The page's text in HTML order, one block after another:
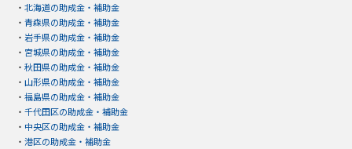
・ 北海道の助成金・補助金
・ 青森県の助成金・補助金
・ 岩手県の助成金・補助金
・ 宮城県の助成金・補助金
・ 秋田県の助成金・補助金
・ 山形県の助成金・補助金
・ 福島県の助成金・補助金
・ 千代田区の助成金・補助金
・ 中央区の助成金・補助金
・ 港区の助成金・補助金